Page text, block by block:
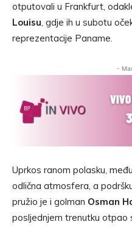
otputovali u Frankfurt,
Louisu, gdje ih u subotu
reprezentacije Paname.
-
Uprkos ranom polasku,
odlična atmosfera, a
pružio je i golman Osman
posljednjem trenutku otpao